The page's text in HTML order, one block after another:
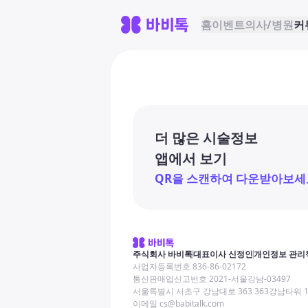
홈이벤트의사/병원커
더 많은 시술정보
앱에서 보기
QR을 스캔하여 다운받아보세
주식회사 바비톡대표이사 신정인개인정보 관리
사업자등록번호 836-86-02172
통신판매업신고번호 2021-서울강남-03497
서울특별시 서초구 강남대로 363 363강남타워
이메일 cs@babitalk.com